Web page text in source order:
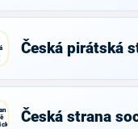
Česká pirátská
Česká strana